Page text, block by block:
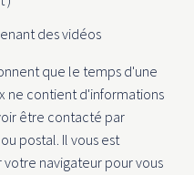
des vidéos
que le temps d'une
ne contient d'informations
être contacté par
postal. Il vous est
navigateur pour vous